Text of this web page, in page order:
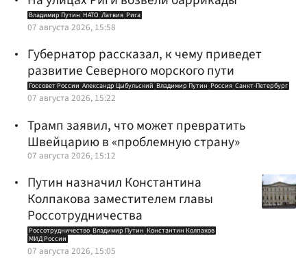
Владимир Путин НАТО Латвия Рига
07 августа 2026, 15:58
Губернатор рассказал, к чему приведет
развитие Северного морского пути
Госсовет России Александр Цыбульский Владимир Путин Россия Санкт-Петербург
07 августа 2026, 15:22
Трамп заявил, что может превратить
Швейцарию в «проблемную страну»
07 августа 2026, 15:12
Путин назначил Константина
Колпакова заместителем главы
Россотрудничества
Россотрудничество Владимир Путин Константин Колпаков
МИД России
07 августа 2026, 15:05